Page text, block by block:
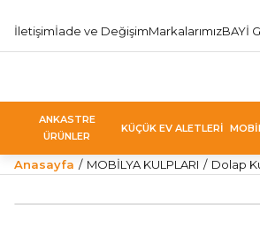
İletişimİade ve DeğişimMarkalarımızBAYİ
ANKASTRE
ÜRÜNLER
KÜÇÜK EV ALETLERİ
Anasayfa MOBİLYA KULPLARI Dolap